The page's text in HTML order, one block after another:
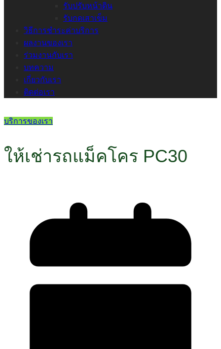
รับปรับหน้าดิน
รับกดเสาเข็ม
วิธีการชำระค่าบริการ
ผลงานของเรา
ร่วมงานกับเรา
บทความ
เกี่ยวกับเรา
ติดต่อเรา
บริการของเรา
ให้เช่ารถแม็คโคร PC30